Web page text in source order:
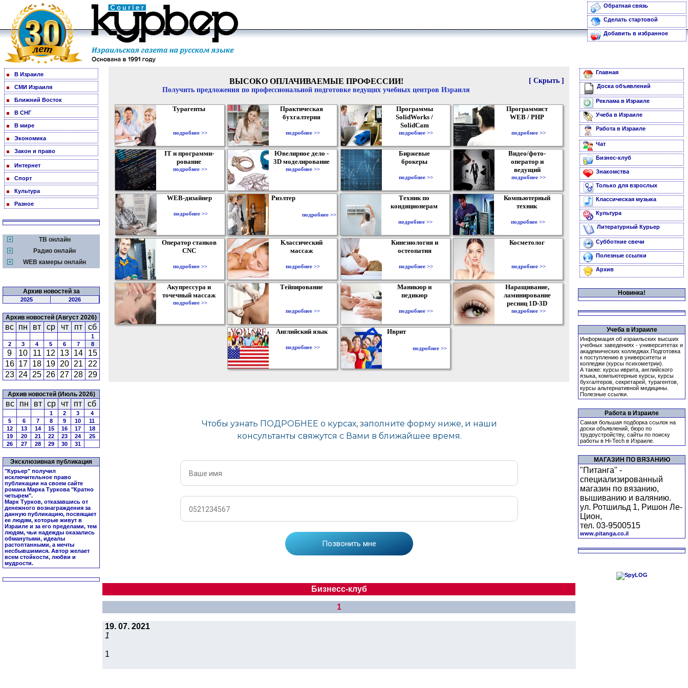
Обратная связь
Сделать стартовой
Добавить в избранное
В Израиле
СМИ Израиля
Ближний Восток
В СНГ
В мире
Экономика
Закон и право
Интернет
Спорт
Культура
Разное
ТВ онлайн
Радио онлайн
WEB камеры онлайн
Архив новостей за
2025 2026
Архив новостей (Август 2026)
вс пн вт ср чт пт сб
1
2
3 4 5 6 7 8
9 10 11 12 13 14
15
16 17 18 19 20 21
22
23 24 25 26 27 28 29
Архив новостей (Июль 2026)
вс пн вт ср чт пт сб
1 2 3
4
5
6 7 8 9 10
11
12
13 14 15 16 17
18
19
20 21 22 23 24
25
26
27 28 29 30 31
Эксклюзивная публикация
"Курьер" получил
исключительное право
публикации на своем сайте
романа Марка Туркова "Кратно
четырем".
Марк Турков, отказавшись от
денежного вознаграждения за
данную публикацию, посвящает
ее людям, которые живут в
Израиле и за его пределами, тем
людям, чьи надежды оказались
обманутыми, идеалы
растоптанными, а мечты
несбывшимися. Автор желает
всем стойкости, любви и
мудрости.
[ Скрыть ]
ВЫСОКО ОПЛАЧИВАЕМЫЕ ПРОФЕССИИ!
Получить предложения по профессиональной подготовке ведущих учебных центров Израиля
Турагенты
подробнее >>
Практическая
бухгалтерия
подробнее >>
Программы
SolidWorks /
SolidCam
подробнее >>
Программист
WEB / PHP
подробнее >>
IT и программи-
рование
подробнее >>
Ювелирное дело -
3D моделирование
подробнее >>
Биржевые
брокеры
подробнее >>
Видео/фото-
оператор и
ведущий
подробнее >>
WEB-дизайнер
подробнее >>
Риэлтер
подробнее >>
Техник по
кондиционерам
подробнее >>
Компьютерный
техник
подробнее >>
Оператор станков
CNC
подробнее >>
Классический
массаж
подробнее >>
Кинезиология и
остеопатия
подробнее >>
Косметолог
подробнее >>
Акупрессура и
точечный массаж
подробнее >>
Тейпирование
подробнее >>
Маникюр и
педикюр
подробнее >>
Наращивание,
ламинирование
ресниц 1D-3D
подробнее >>
Английский язык
подробнее >>
Иврит
подробнее >>
Бизнесс-клуб
1
19. 07. 2021
1
1
Главная
Доска объявлений
Реклама в Израиле
Учеба в Израиле
Работа в Израиле
Чат
Бизнес-клуб
Знакомства
Только для взрослых
Классическая музыка
Культура
Литературный Курьер
Субботние свечи
Полезные ссылки
Архив
Новинка!
Учеба в Израиле
Информация об израильских высших
учебных заведениях - университетах и
академических колледжах.Подготовка
к поступлению в университеты и
колледжи (курсы психометрии).
А также: курсы иврита, английского
языка, компьютерные курсы, курсы
бухгалтеров, секретарей, турагентов,
курсы альтернативной медицины.
Полезные ссылки.
Работа в Израиле
Самая большая подборка ссылок на
доски объявлений, бюро по
трудоустройству, сайты по поиску
работы в Hi-Tech в Израиле.
МАГАЗИН ПО ВЯЗАНИЮ
"Питанга" -
специализированный
магазин по вязанию,
вышиванию и валянию.
ул. Ротшильд 1, Ришон Ле-
Цион,
тел. 03-9500515
www.pitanga.co.il